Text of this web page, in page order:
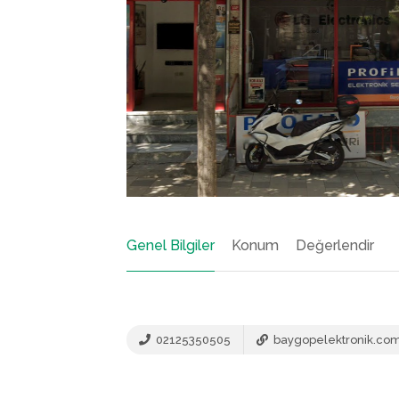
Genel Bilgiler Konum Değerlendir
02125350505